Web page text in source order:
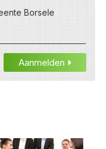
Borsele
Aanmelden